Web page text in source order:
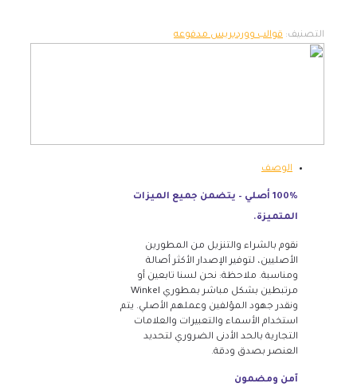
التصنيف: قوالب ووردبريس مدفوعه
الوصف
100% أصلي – يتضمن جميع الميزات
المتميزة.
نقوم بالشراء والتنزيل من المطورين
الأصليين، لتوفير الإصدار الأكثر أصالة
ومناسبة. ملاحظة: نحن لسنا تابعين أو
مرتبطين بشكل مباشر بمطوري Winkel
ونقدر جهود المؤلفين وعملهم الأصلي. يتم
استخدام الأسماء والتعبيرات والعلامات
التجارية بالحد الأدنى الضروري لتحديد
العنصر بصدق ودقة.
آمن ومضمون